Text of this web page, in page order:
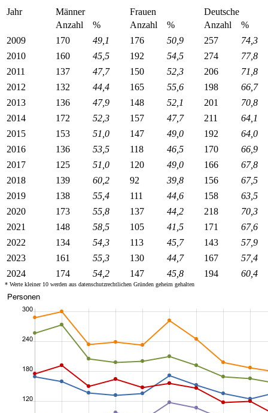
Jahr Männer Frauen
Deutsche
Anzahl
% Anzahl % Anzahl
%
2009
170 49,1 176 50,9 257
74,3
2010
160 45,5 192 54,5 274
77,8
2011
137 47,7 150 52,3 206
71,8
2012
132 44,4 165 55,6 198
66,7
2013
136 47,9 148 52,1 201
70,8
2014
172 52,3 157 47,7 211
64,1
2015
153 51,0 147 49,0 192
64,0
2016
136 53,5 118 46,5 170
66,9
2017
125 51,0 120 49,0 166
67,8
2018
139 60,2 92 39,8 156
67,5
2019
138 55,4 111 44,6 158
63,5
2020
173 55,8 137 44,2 218
70,3
2021
148 58,5 105 41,5 171
67,6
2022
134 54,3 113 45,7 143
57,9
2023
161 55,3 130 44,7 167
57,4
2024
174 54,2 147 45,8 194 60,4
* Werte kleiner 10 werden aus datenschutzrechtlichen Gründen geheim gehalten